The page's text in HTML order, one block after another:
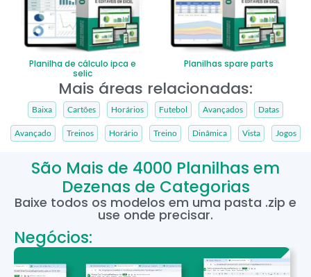
Planilha de cálculo ipca e
selic
Planilhas spare parts
Mais áreas relacionadas:
Baixa Cartões Horários Futebol Avançados Datas
Avançado Treinos Horário Treino Dinâmica Vista Jogos
São Mais de 4000 Planilhas em
Dezenas de Categorias
Baixe todos os modelos em uma pasta .zip e
use onde precisar.
Negócios: